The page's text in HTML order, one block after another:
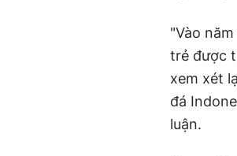
"Vào
trẻ được
xem xét
đá
luận.